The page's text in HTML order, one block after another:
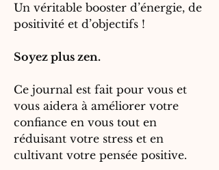
Un véritable booster d’énergie, de
positivité et d’objectifs !
Soyez plus zen.
Ce journal est fait pour vous et
vous aidera à améliorer votre
confiance en vous tout en
réduisant votre stress et en
cultivant votre pensée positive.